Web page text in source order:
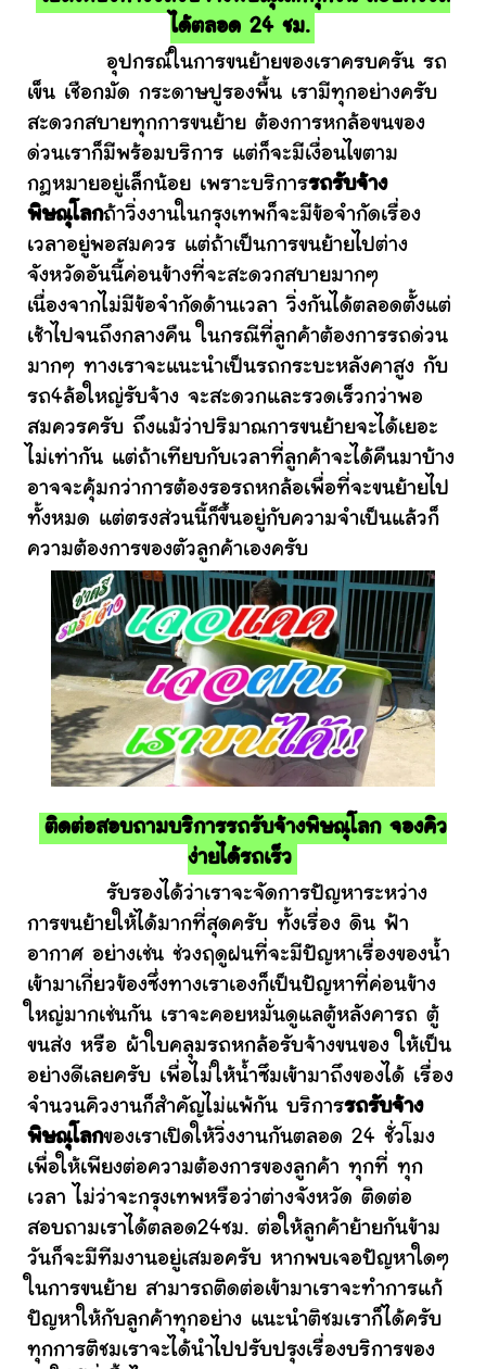
ได้ตลอด 24 ชม.
อุปกรณ์ในการขนย้ายของเราครบครัน รถ
เข็น เชือกมัด กระดาษปูรองพื้น เรามีทุกอย่างครับ
สะดวกสบายทุกการขนย้าย ต้องการหกล้อขนของ
ด่วนเราก็มีพร้อมบริการ แต่ก็จะมีเงื่อนไขตาม
กฎหมายอยู่เล็กน้อย เพราะบริการรถรับจ้าง
พิษณุโลกถ้าวิ่งงานในกรุงเทพก็จะมีข้อจำกัดเรื่อง
เวลาอยู่พอสมควร แต่ถ้าเป็นการขนย้ายไปต่าง
จังหวัดอันนี้ค่อนข้างที่จะสะดวกสบายมากๆ
เนื่องจากไม่มีข้อจำกัดด้านเวลา วิ่งกันได้ตลอดตั้งแต่
เช้าไปจนถึงกลางคืน ในกรณีที่ลูกค้าต้องการรถด่วน
มากๆ ทางเราจะแนะนำเป็นรถกระบะหลังคาสูง กับ
รถ4ล้อใหญ่รับจ้าง จะสะดวกและรวดเร็วกว่าพอ
สมควรครับ ถึงแม้ว่าปริมาณการขนย้ายจะได้เยอะ
ไม่เท่ากัน แต่ถ้าเทียบกับเวลาที่ลูกค้าจะได้คืนมาบ้าง
อาจจะคุ้มกว่าการต้องรอรถหกล้อเพื่อที่จะขนย้ายไป
ทั้งหมด แต่ตรงส่วนนี้ก็ขึ้นอยู่กับความจำเป็นแล้วก็
ความต้องการของตัวลูกค้าเองครับ
ติดต่อสอบถามบริการรถรับจ้างพิษณุโลก จองคิว
ง่ายได้รถเร็ว
รับรองได้ว่าเราจะจัดการปัญหาระหว่าง
การขนย้ายให้ได้มากที่สุดครับ ทั้งเรื่อง ดิน ฟ้า
อากาศ อย่างเช่น ช่วงฤดูฝนที่จะมีปัญหาเรื่องของน้ำ
เข้ามาเกี่ยวข้องซึ่งทางเราเองก็เป็นปัญหาที่ค่อนข้าง
ใหญ่มากเช่นกัน เราจะคอยหมั่นดูแลตู้หลังคารถ ตู้
ขนส่ง หรือ ผ้าใบคลุมรถหกล้อรับจ้างขนของ ให้เป็น
อย่างดีเลยครับ เพื่อไม่ให้น้ำซึมเข้ามาถึงของได้ เรื่อง
จำนวนคิวงานก็สำคัญไม่แพ้กัน บริการรถรับจ้าง
พิษณุโลกของเราเปิดให้วิ่งงานกันตลอด 24 ชั่วโมง
เพื่อให้เพียงต่อความต้องการของลูกค้า ทุกที่ ทุก
เวลา ไม่ว่าจะกรุงเทพหรือว่าต่างจังหวัด ติดต่อ
สอบถามเราได้ตลอด24ชม. ต่อให้ลูกค้าย้ายกันข้าม
วันก็จะมีทีมงานอยู่เสมอครับ หากพบเจอปัญหาใดๆ
ในการขนย้าย สามารถติดต่อเข้ามาเราจะทำการแก้
ปัญหาให้กับลูกค้าทุกอย่าง แนะนำติชมเราก็ได้ครับ
ทุกการติชมเราจะได้นำไปปรับปรุงเรื่องบริการของ